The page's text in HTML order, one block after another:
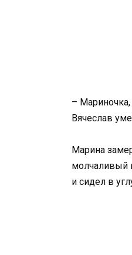
–
Вячеслав
Марина
молчаливый
и сидел в